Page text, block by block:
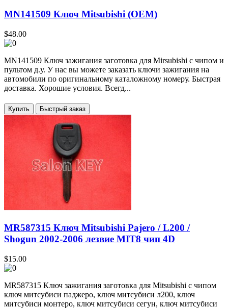
MN141509 Ключ Mitsubishi (OEM)
$48.00
MN141509 Ключ зажигания заготовка для Mirsubishi с чипом и
пультом д.у. У нас вы можете заказать ключи зажигания на
автомобили по оригинальному каталожному номеру. Быстрая
доставка. Хорошие условия. Всегд...
Купить
MR587315 Ключ Mitsubishi Pajero / L200 /
Shogun 2002-2006 лезвие MIT8 чип 4D
$15.00
MR587315 Ключ зажигания заготовка для Mitsubishi с чипом
ключ митсубиси паджеро, ключ митсубиси л200, ключ
митсубиси монтеро, ключ митсубиси сегун, ключ митсубиси